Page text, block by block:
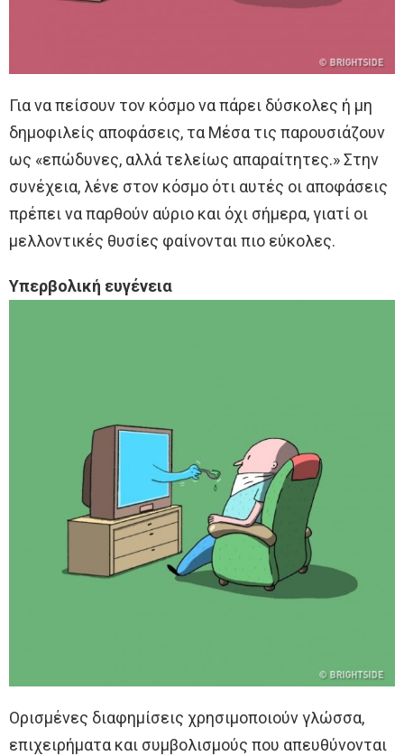
Για να πείσουν τον κόσμο να πάρει δύσκολες ή μη
δημοφιλείς αποφάσεις, τα Μέσα τις παρουσιάζουν
ως «επώδυνες, αλλά τελείως απαραίτητες.» Στην
συνέχεια, λένε στον κόσμο ότι αυτές οι αποφάσεις
πρέπει να παρθούν αύριο και όχι σήμερα, γιατί οι
μελλοντικές θυσίες φαίνονται πιο εύκολες.
Υπερβολική ευγένεια
Ορισμένες διαφημίσεις χρησιμοποιούν γλώσσα,
επιχειρήματα και συμβολισμούς που απευθύνονται